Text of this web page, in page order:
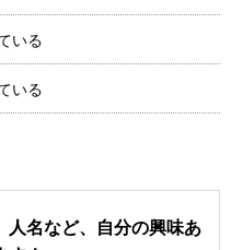
いる
いる
人名など、自分の興味あ